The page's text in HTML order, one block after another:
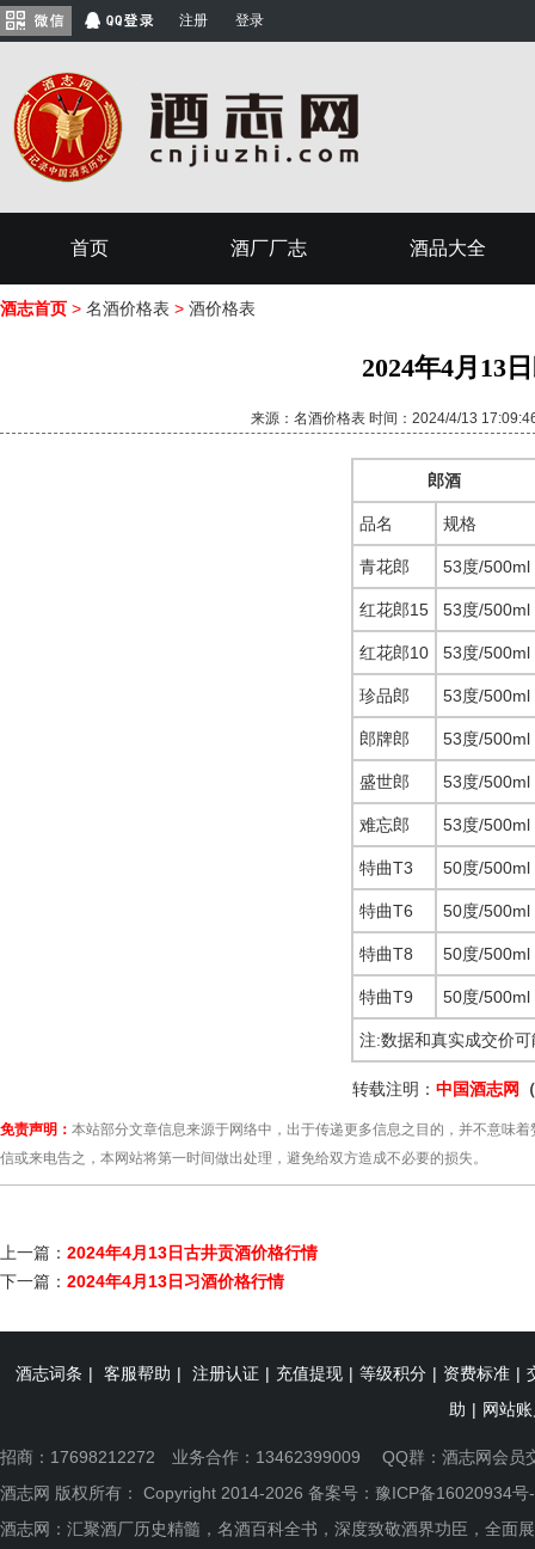
注册 登录
首页 酒厂厂志 酒品大全
酒志首页 > 名酒价格表 > 酒价格表
2024年4月13
来源：名酒价格表 时间：2024/4/13
郎酒
品名 规格
青花郎 53度/500ml
红花郎15 53度/500ml
红花郎10 53度/500ml
珍品郎 53度/500ml
郎牌郎 53度/500ml
盛世郎 53度/500ml
难忘郎 53度/500ml
特曲T3 50度/500ml
特曲T6 50度/500ml
特曲T8 50度/500ml
特曲T9 50度/500ml
注:数据和真实成交价
转载注明： 中国酒志网
免责声明： 本站部分文章信息来源于网络中，出于传递更多信息之目的，并不意味
信或来电告之，本网站将第一时间做出处理，避免给双方造成不必要的损失。
上一篇： 2024年4月13日古井贡酒价格行情
下一篇： 2024年4月13日习酒价格行情
酒志词条 | 客服帮助 | 注册认证 | 充值提现 | 等级积分 | 资费标准 |
助 | 网站
招商：17698212272 业务合作：13462399009 QQ群： 酒志网会员
酒志网 版权所有： Copyright 2014-2026 备案号： 豫ICP备16020934号
酒志网：汇聚酒厂历史精髓，名酒百科全书，深度致敬酒界功臣，全面